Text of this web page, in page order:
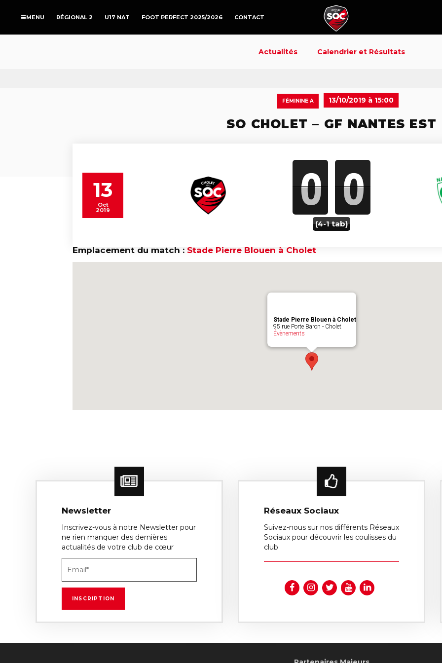
RÉGIONAL 2 U17 NAT FOOT PERFECT 2025/2026 CONTACT
Actualités Calendrier et Résultats
FÉMININE A 13/10/2019 à 15:00
SO CHOLET – GF NANTES EST
13
Oct
2019 0 0
(4-1 tab)
Emplacement du match : Stade Pierre Blouen à Cholet
Stade Pierre Blouen à Cholet
95 rue Porte Baron - Cholet
Évènements
Newsletter
Inscrivez-vous à notre Newsletter pour
ne rien manquer des dernières
actualités de votre club de cœur
Réseaux Sociaux
Suivez-nous sur nos différents Réseaux
Sociaux pour découvrir les coulisses du
club